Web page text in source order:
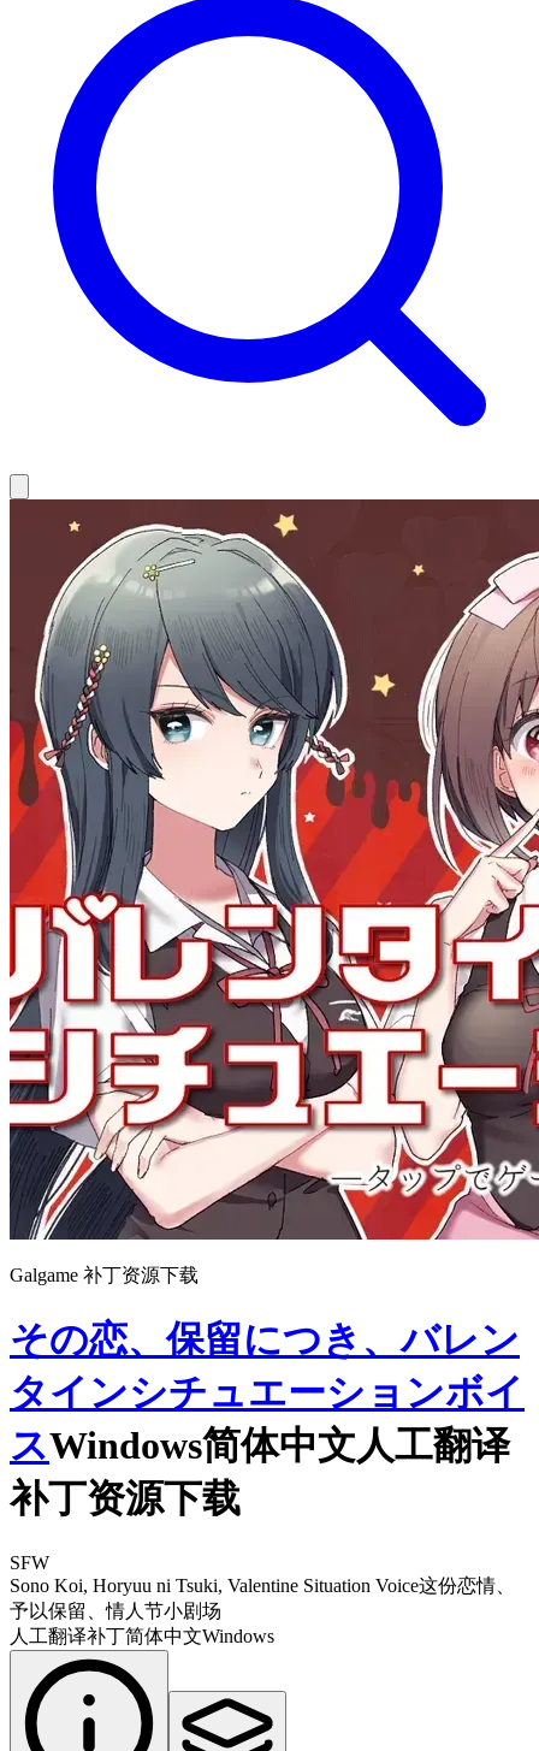
Galgame 补丁资源下载
その恋、保留につき、バレン
タインシチュエーションボイ
スWindows简体中文人工翻译
补丁资源下载
SFW
Sono Koi, Horyuu ni Tsuki, Valentine Situation Voice这份恋情、
予以保留、情人节小剧场
人工翻译补丁简体中文Windows